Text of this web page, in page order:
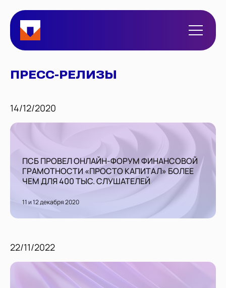
ПРЕСС-РЕЛИЗЫ
14/12/2020
ПСБ ПРОВЕЛ ОНЛАЙН-ФОРУМ ФИНАНСОВОЙ
ГРАМОТНОСТИ «ПРОСТО КАПИТАЛ» БОЛЕЕ
ЧЕМ ДЛЯ 400 ТЫС. СЛУШАТЕЛЕЙ
11 и 12 декабря 2020
22/11/2022